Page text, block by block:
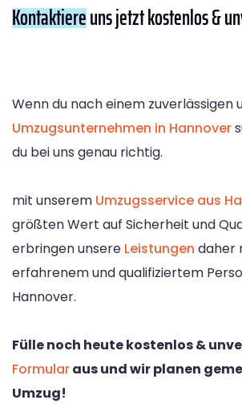
Kontaktiereuns jetzt kostenlos &
Wenn du nach einem zuverlässigen
Umzugsunternehmen in Hannover
du bei uns genau richtig.
mit unserem Umzugsservice aus
größten Wert auf Sicherheit und
erbringen unsere Leistungen daher
erfahrenem und qualifiziertem
Hannover.
Fülle noch heute kostenlos &
Formularaus und wir planen
Umzug!